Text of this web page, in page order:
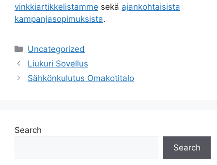
vinkkiartikkelistamme sekä ajankohtaisista
kampanjasopimuksista.
Categories
Uncategorized
Liukuri Sovellus
Sähkönkulutus Omakotitalo
Search
Search